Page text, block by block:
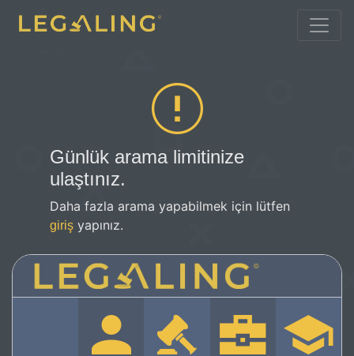
Günlük arama limitinize
ulaştınız.
Daha fazla arama yapabilmek için lütfen
giriş yapınız.